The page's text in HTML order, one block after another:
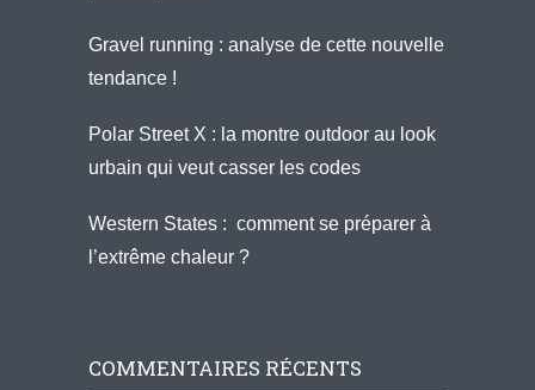
Gravel running : analyse de cette nouvelle
tendance !
Polar Street X : la montre outdoor au look
urbain qui veut casser les codes
Western States : comment se préparer à
l’extrême chaleur ?
COMMENTAIRES RÉCENTS